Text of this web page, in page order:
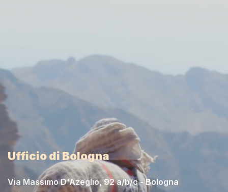
Ufficio di Bologna
Via Massimo D'Azeglio, 92 a/b/c - Bologna